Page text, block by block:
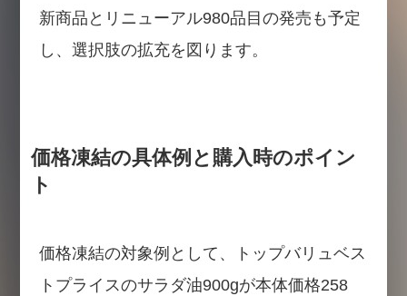
新商品とリニューアル980品目の発売も予定
し、選択肢の拡充を図ります。
価格凍結の具体例と購入時のポイン
ト
価格凍結の対象例として、トップバリュベス
トプライスのサラダ油900gが本体価格258